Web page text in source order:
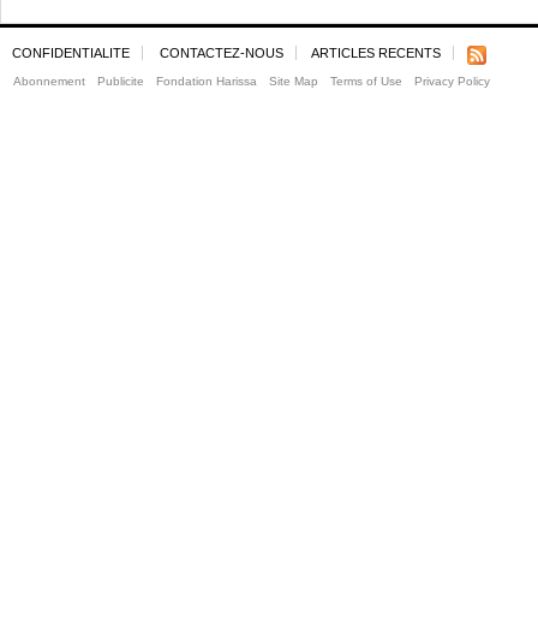
CONFIDENTIALITE CONTACTEZ-NOUS ARTICLES RECENTS
Abonnement Publicite Fondation Harissa Site Map Terms of Use Privacy Policy